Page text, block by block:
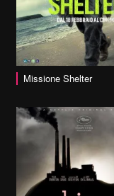
Missione Shelter
vai alla scheda